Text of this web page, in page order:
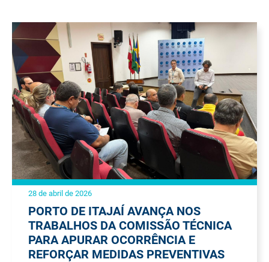
28 de abril de 2026
PORTO DE ITAJAÍ AVANÇA NOS
TRABALHOS DA COMISSÃO TÉCNICA
PARA APURAR OCORRÊNCIA E
REFORÇAR MEDIDAS PREVENTIVAS